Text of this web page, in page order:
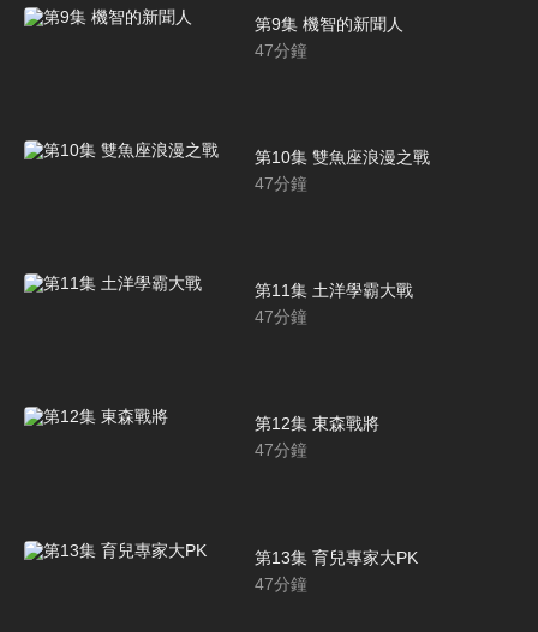
第9集 機智的新聞人
47分鐘
第10集 雙魚座浪漫之戰
47分鐘
第11集 土洋學霸大戰
47分鐘
第12集 東森戰將
47分鐘
第13集 育兒專家大PK
47分鐘